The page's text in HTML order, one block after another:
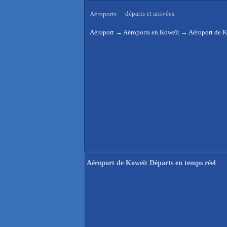
Aéroports départs et arrivées
Aéroport → Aéroports en Koweït → Aéroport de
Aéroport de Koweït Départs en temps réel